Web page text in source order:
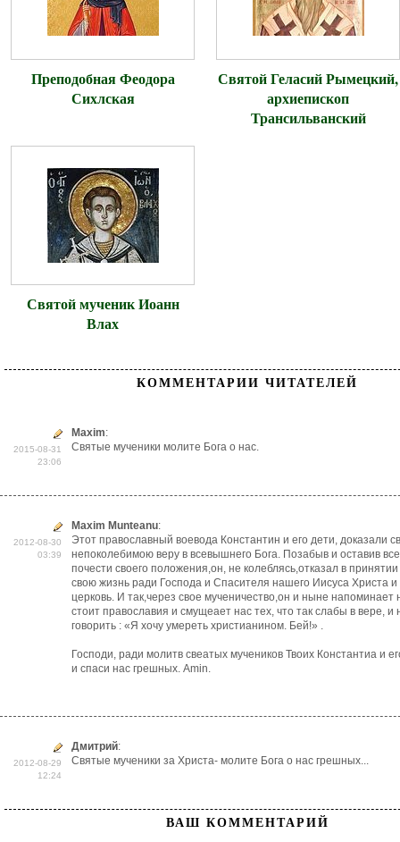
Преподобная Феодора
Сихлская
Святой Геласий Рымецкий,
архиепископ
Трансильванский
Святой мученик Иоанн
Влах
КОММЕНТАРИИ ЧИТАТЕЛЕЙ
2015-08-31
23:06
Maxim:
Святые мученики молите Бога о нас.
2012-08-30
03:39
Maxim Munteanu:
Этот православный воевода Константин и его дети, доказали
непоколебимою веру в всевышнего Бога. Позабыв и оставив все
почести своего положения,он, не колеблясь,отказaл в
свою жизнь ради Господа и Спасителя нашего Иисуса Христа
церковь. И так,через свое мученичество,он и ныне напоминает
стоит православия и смущеает нас тех, что так слабы в вере, и
говорить : «Я хочу умереть христианином. Бей!» .
Господи, ради молитв свеатых мучеников Твоих Константиa и
и спаси нас грешных. Amin.
2012-08-29
12:24
Дмитрий:
Святые мученики за Христа- молите Бога о нас грешных...
ВАШ КОММЕНТАРИЙ